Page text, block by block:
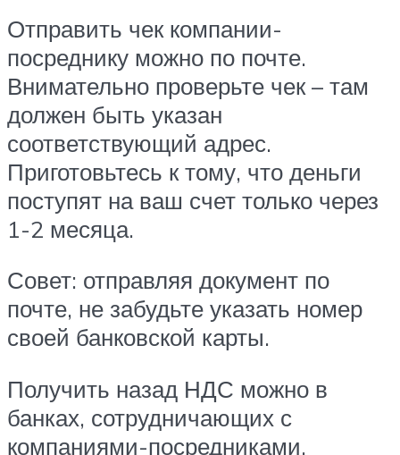
Отправить чек компании-
посреднику можно по почте.
Внимательно проверьте чек – там
должен быть указан
соответствующий адрес.
Приготовьтесь к тому, что деньги
поступят на ваш счет только через
1-2 месяца.
Совет: отправляя документ по
почте, не забудьте указать номер
своей банковской карты.
Получить назад НДС можно в
банках, сотрудничающих с
компаниями-посредниками.